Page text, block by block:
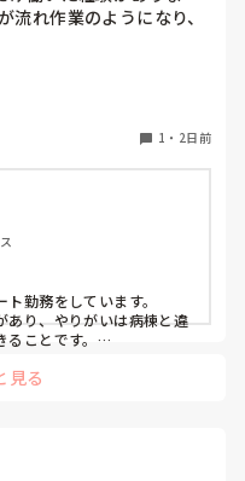
なので、とても気まずく
、なかなか言い出せませ
しょうか。
れ作業のようになり、
が慣れてくると これは
いるのですが、ずっと外
い気持ちがあります。外
ったことなど教えていた
1 ・ 2日前
勤務をしています。
あり、やりがいは病棟と違
ことです。
、ドクターがすぐ近くな
見る